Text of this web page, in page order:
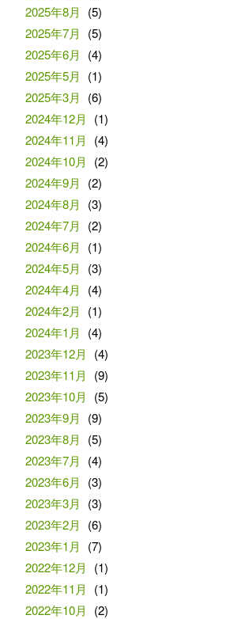
2025年8月
(5)
2025年7月
(5)
2025年6月
(4)
2025年5月
(1)
2025年3月
(6)
2024年12月
(1)
2024年11月
(4)
2024年10月
(2)
2024年9月
(2)
2024年8月
(3)
2024年7月
(2)
2024年6月
(1)
2024年5月
(3)
2024年4月
(4)
2024年2月
(1)
2024年1月
(4)
2023年12月
(4)
2023年11月
(9)
2023年10月
(5)
2023年9月
(9)
2023年8月
(5)
2023年7月
(4)
2023年6月
(3)
2023年3月
(3)
2023年2月
(6)
2023年1月
(7)
2022年12月
(1)
2022年11月
(1)
2022年10月
(2)